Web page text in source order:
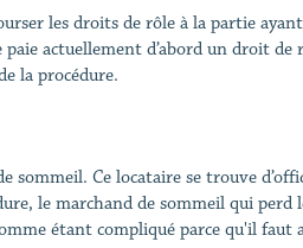
les droits de rôle à la partie
actuellement d’abord un droit
la procédure.
Ce locataire se trouve
le marchand de sommeil qui perd
étant compliqué parce qu'il faut